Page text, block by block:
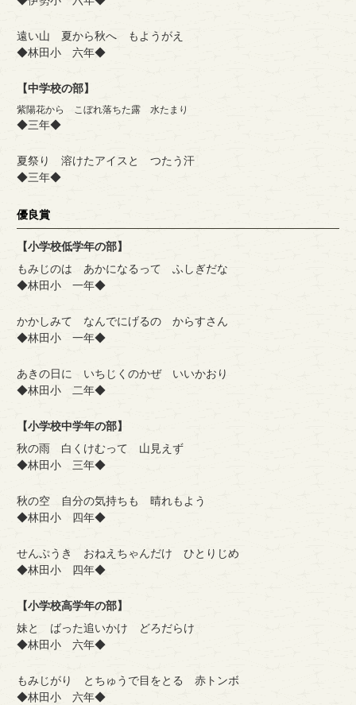
遠い山 夏から秋へ もようがえ
◆林田小 六年◆
【中学校の部】
紫陽花から こぼれ落ちた露 水たまり
◆三年◆
夏祭り 溶けたアイスと つたう汗
◆三年◆
優良賞
【小学校低学年の部】
もみじのは あかになるって ふしぎだな
◆林田小 一年◆
かかしみて なんでにげるの からすさん
◆林田小 一年◆
あきの日に いちじくのかぜ いいかおり
◆林田小 二年◆
【小学校中学年の部】
秋の雨 白くけむって 山見えず
◆林田小 三年◆
秋の空 自分の気持ちも 晴れもよう
◆林田小 四年◆
せんぷうき おねえちゃんだけ ひとりじめ
◆林田小 四年◆
【小学校高学年の部】
妹と ばった追いかけ どろだらけ
◆林田小 六年◆
もみじがり とちゅうで目をとる 赤トンボ
◆林田小 六年◆